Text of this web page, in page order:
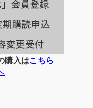
購入はこちら